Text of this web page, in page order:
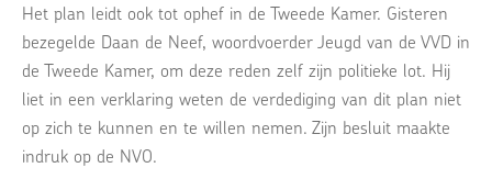
Het plan leidt ook tot ophef in de Tweede Kamer. Gisteren
bezegelde Daan de Neef, woordvoerder Jeugd van de VVD in
de Tweede Kamer, om deze reden zelf zijn politieke lot. Hij
liet in een verklaring weten de verdediging van dit plan niet
op zich te kunnen en te willen nemen. Zijn besluit maakte
indruk op de NVO.